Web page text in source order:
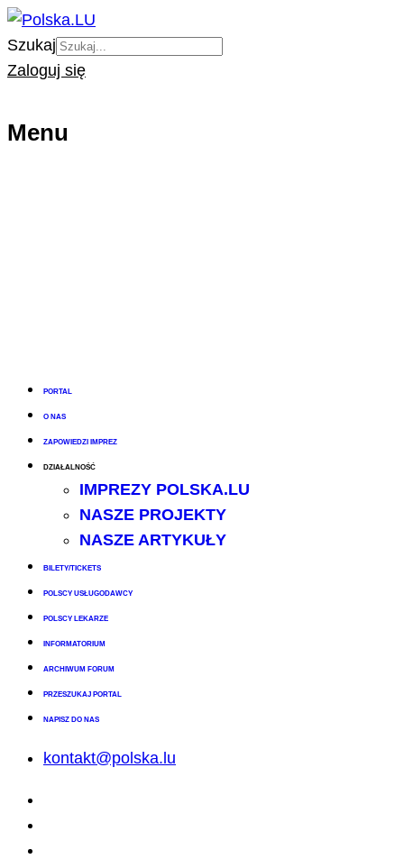
Szukaj
Zaloguj się
Menu
PORTAL
O NAS
ZAPOWIEDZI IMPREZ
DZIAŁALNOŚĆ
IMPREZY POLSKA.LU
NASZE PROJEKTY
NASZE ARTYKUŁY
BILETY/TICKETS
POLSCY USŁUGODAWCY
POLSCY LEKARZE
INFORMATORIUM
ARCHIWUM FORUM
PRZESZUKAJ PORTAL
NAPISZ DO NAS
kontakt@polska.lu